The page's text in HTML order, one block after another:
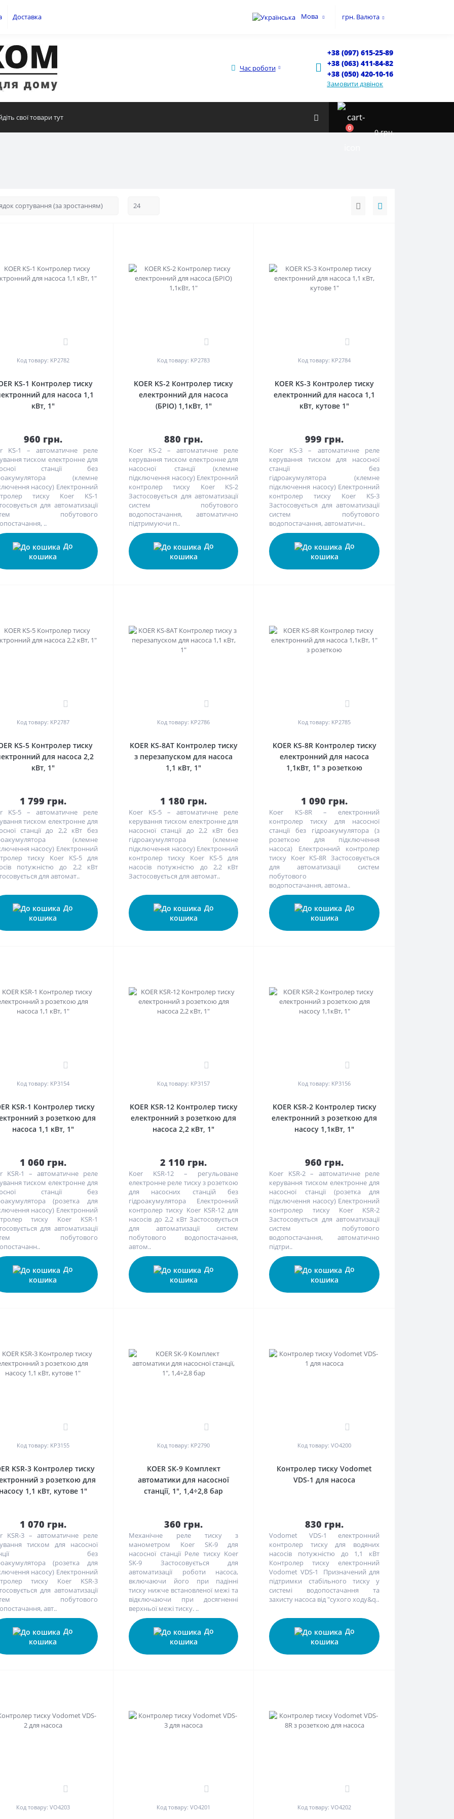
Доставка Мова грн. Валюта
Час роботи
+38 (097) 615-25-89
+38 (063) 411-84-82
+38 (050) 420-10-16
Замовити дзвінок
0 0 грн.
Код товару: KP2782
KS-1 Контролер тиску
для насоса 1,1
кВт, 1"
960 грн.
KS-1 – автоматичне реле
тиском електронне для
станції без
(клемне
насосу) Електронний
тиску Koer KS-1
для автоматизації
побутового
..
До
кошика
Код товару: KP2783
KOER KS-2 Контролер тиску
електронний для насоса
(БРІО) 1,1кВт, 1"
880 грн.
Koer KS-2 – автоматичне реле
керування тиском електронне для
насосної станції (клемне
підключення насосу) Електронний
контролер тиску Koer KS-2
Застосовується для автоматизації
систем побутового
водопостачання, автоматично
підтримуючи п..
До
кошика
Код товару: KP2784
KOER KS-3 Контролер тиску
електронний для насоса 1,1
кВт, кутове 1"
999 грн.
Koer KS-3 – автоматичне реле
керування тиском для насосної
станції без
гідроакумулятора (клемне
підключення насосу) Електронний
контролер тиску Koer KS-3
Застосовується для автоматизації
систем побутового
водопостачання, автоматичн..
До
кошика
0
Код товару: KP2787
KS-5 Контролер тиску
для насоса 2,2
кВт, 1"
1 799 грн.
KS-5 – автоматичне реле
тиском електронне для
станції до 2,2 кВт без
(клемне
насосу) Електронний
тиску Koer KS-5 для
потужністю до 2,2 кВт
для автомат..
До
кошика
0
Код товару: KP2786
KOER KS-8AT Контролер тиску
з перезапуском для насоса
1,1 кВт, 1"
1 180 грн.
Koer KS-5 – автоматичне реле
керування тиском електронне для
насосної станції до 2,2 кВт без
гідроакумулятора (клемне
підключення насосу) Електронний
контролер тиску Koer KS-5 для
насосів потужністю до 2,2 кВт
Застосовується для автомат..
До
кошика
0
Код товару: KP2785
KOER KS-8R Контролер тиску
електронний для насоса
1,1кВт, 1" з розеткою
1 090 грн.
Koer KS-8R – електронний
контролер тиску для насосної
станції без гідроакумулятора (з
розеткою для підключення
насоса) Електронний контролер
тиску Koer KS-8R Застосовується
для автоматизації систем
побутового
водопостачання, автома..
До
кошика
Код товару: KP3154
KSR-1 Контролер тиску
з розеткою для
насоса 1,1 кВт, 1"
1 060 грн.
KSR-1 – автоматичне реле
тиском електронне для
станції без
(розетка для
насосу) Електронний
тиску Koer KSR-1
для автоматизації
побутового
До
кошика
Код товару: KP3157
KOER KSR-12 Контролер тиску
електронний з розеткою для
насоса 2,2 кВт, 1"
2 110 грн.
Koer KSR-12 – регульоване
електронне реле тиску з розеткою
для насосних станцій без
гідроакумулятора Електронний
контролер тиску Koer KSR-12 для
насосів до 2,2 кВт Застосовується
для автоматизації систем
побутового водопостачання,
автом..
До
кошика
Код товару: KP3156
KOER KSR-2 Контролер тиску
електронний з розеткою для
насосу 1,1кВт, 1"
960 грн.
Koer KSR-2 – автоматичне реле
керування тиском електронне для
насосної станції (розетка для
підключення насосу) Електронний
контролер тиску Koer KSR-2
Застосовується для автоматизації
систем побутового
водопостачання, автоматично
підтри..
До
кошика
Код товару: KP3155
KSR-3 Контролер тиску
з розеткою для
насосу 1,1 кВт, кутове 1"
1 070 грн.
KSR-3 – автоматичне реле
тиском для насосної
без
(розетка для
насосу) Електронний
тиску Koer KSR-3
для автоматизації
побутового
авт..
До
кошика
Код товару: KP2790
KOER SK-9 Комплект
автоматики для насосної
станції, 1", 1,4÷2,8 бар
360 грн.
Механічне реле тиску з
манометром Koer SK-9 для
насосної станції Реле тиску Koer
SK-9 Застосовується для
автоматизації роботи насоса,
включаючи його при падінні
тиску нижче встановленої межі та
відключаючи при досягненні
верхньої межі тиску. ..
До
кошика
Код товару: VO4200
Контролер тиску Vodomet
VDS-1 для насоса
830 грн.
Vodomet VDS-1 електронний
контролер тиску для водяних
насосів потужністю до 1,1 кВт
Контролер тиску електронний
Vodomet VDS-1 Призначений для
підтримки стабільного тиску у
системі водопостачання та
захисту насоса від "сухого ходу&q..
До
кошика
Код товару: VO4203 Код товару: VO4201 Код товару: VO4202